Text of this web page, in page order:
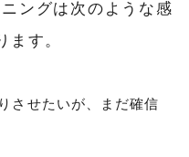
ングは次のような感
ます。
させたいが、まだ確信